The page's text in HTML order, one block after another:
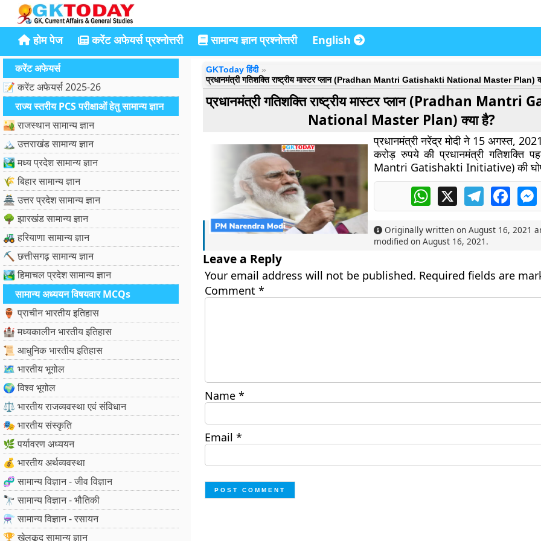
होम पेज करेंट अफेयर्स प्रश्नोत्तरी सामान्य ज्ञान प्रश्नोत्तरी English
करेंट अफेयर्स
📝 करेंट अफेयर्स 2025-26
राज्य स्तरीय PCS परीक्षाओं हेतु सामान्य ज्ञान
🏜️ राजस्थान सामान्य ज्ञान
🏔️ उत्तराखंड सामान्य ज्ञान
🏞️ मध्य प्रदेश सामान्य ज्ञान
🌾 बिहार सामान्य ज्ञान
🏯 उत्तर प्रदेश सामान्य ज्ञान
🌳 झारखंड सामान्य ज्ञान
🚜 हरियाणा सामान्य ज्ञान
⛏️ छत्तीसगढ़ सामान्य ज्ञान
🏞️ हिमाचल प्रदेश सामान्य ज्ञान
सामान्य अध्ययन विषयवार MCQs
🏺 प्राचीन भारतीय इतिहास
🏰 मध्यकालीन भारतीय इतिहास
📜 आधुनिक भारतीय इतिहास
🗺️ भारतीय भूगोल
🌍 विश्व भूगोल
⚖️ भारतीय राजव्यवस्था एवं संविधान
🎭 भारतीय संस्कृति
🌿 पर्यावरण अध्ययन
💰 भारतीय अर्थव्यवस्था
🧬 सामान्य विज्ञान - जीव विज्ञान
🔭 सामान्य विज्ञान - भौतिकी
⚗️ सामान्य विज्ञान - रसायन
🏆 खेलकूद सामान्य ज्ञान
GKToday हिंदी
प्रधानमंत्री गतिशक्ति राष्ट्रीय मास्टर प्लान (Pradhan Mantri Gatishakti National Master Plan)
प्रधानमंत्री गतिशक्ति राष्ट्रीय मास्टर प्लान (Pradhan
National Master Plan) क्या है?
प्रधानमंत्री नरेंद्र मोदी ने 15 अगस्त,
करोड़ रुपये की प्रधानमंत्री गतिशक्ति
Mantri Gatishakti Initiative) की
WhatsApp
X Telegram
Originally written onAugust 16, 2021
modified onAugust 16, 2021 .
Leave a Reply
Your email address will not be published. Required fields are
Comment *
Name *
Email *